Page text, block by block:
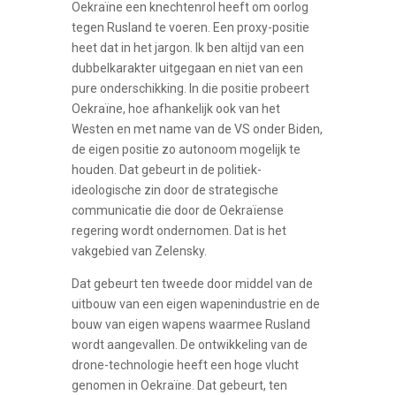
Oekraïne een knechtenrol heeft om oorlog
tegen Rusland te voeren. Een proxy-positie
heet dat in het jargon. Ik ben altijd van een
dubbelkarakter uitgegaan en niet van een
pure onderschikking. In die positie probeert
Oekraïne, hoe afhankelijk ook van het
Westen en met name van de VS onder Biden,
de eigen positie zo autonoom mogelijk te
houden. Dat gebeurt in de politiek-
ideologische zin door de strategische
communicatie die door de Oekraïense
regering wordt ondernomen. Dat is het
vakgebied van Zelensky.
Dat gebeurt ten tweede door middel van de
uitbouw van een eigen wapenindustrie en de
bouw van eigen wapens waarmee Rusland
wordt aangevallen. De ontwikkeling van de
drone-technologie heeft een hoge vlucht
genomen in Oekraïne. Dat gebeurt, ten